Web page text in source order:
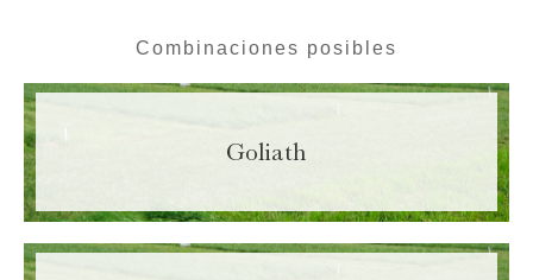
Combinaciones posibles
Goliath